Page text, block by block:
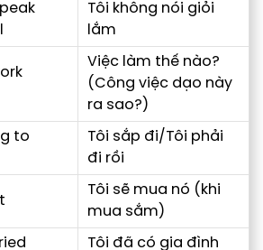
Tôi không nói giỏi
lắm
Việc làm thế nào?
(Công việc dạo này
ra sao?)
to
Tôi sắp đi/Tôi phải
đi rồi
Tôi sẽ mua nó (khi
mua sắm)
Tôi đã có gia đình